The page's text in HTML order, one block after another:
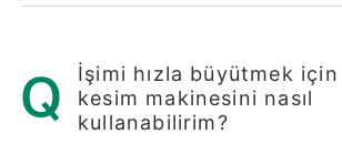
İşimi hızla büyütmek
kesim makinesini nasıl
kullanabilirim?